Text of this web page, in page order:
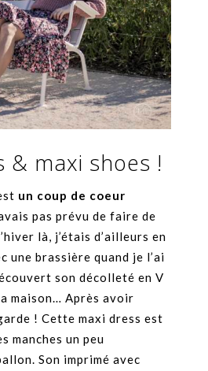
& maxi shoes !
un coup de coeur
pas prévu de faire de
là, j’étais d’ailleurs en
une brassière quand je l’ai
son décolleté en V
maison… Après avoir
! Cette maxi dress est
manches un peu
Son imprimé avec